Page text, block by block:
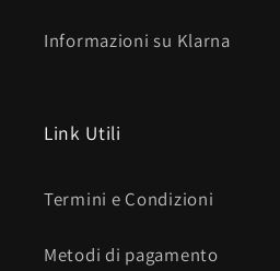
Informazioni su Klarna
Link Utili
Termini e Condizioni
Metodi di pagamento